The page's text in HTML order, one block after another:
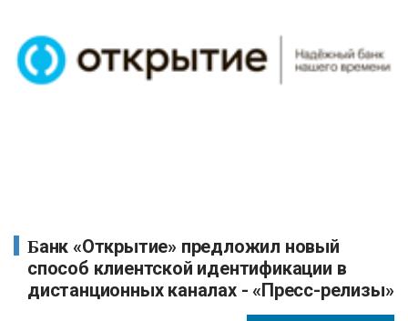
Банк «Открытие» предложил новый
способ клиентской идентификации в
дистанционных каналах - «Пресс-релизы»